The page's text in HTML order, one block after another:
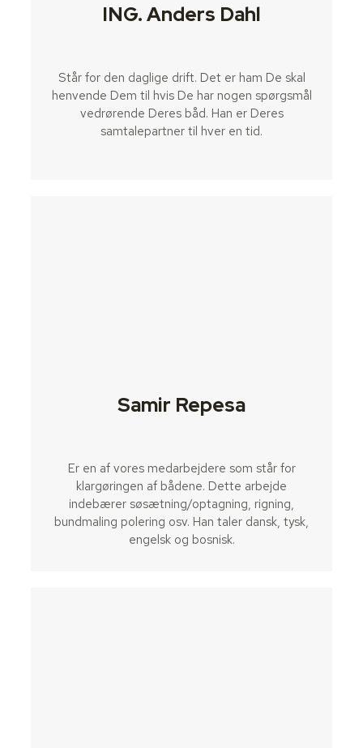
ING. Anders Dahl
Står for den daglige drift. Det er ham De skal
henvende Dem til hvis De har nogen spørgsmål
vedrørende Deres båd. Han er Deres
samtalepartner til hver en tid.
Samir Repesa
Er en af vores medarbejdere som står for
klargøringen af bådene. Dette arbejde
indebærer søsætning/optagning, rigning,
bundmaling polering osv. Han taler dansk, tysk,
engelsk og bosnisk.